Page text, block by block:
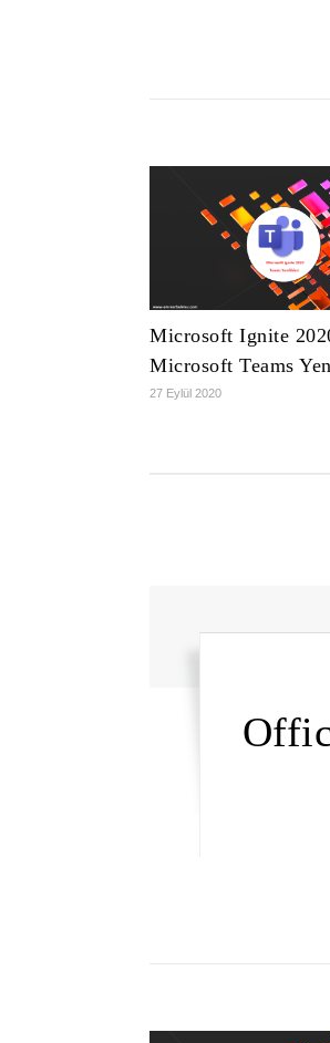
Microsoft Ignite
Microsoft Teams
27 Eylül 2020